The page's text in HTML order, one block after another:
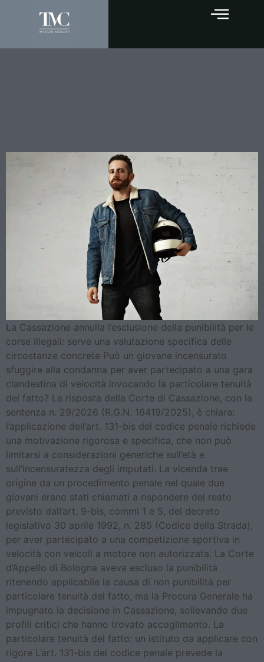
La Cassazione annulla l’esclusione della punibilità per le
corse illegali: serve una valutazione specifica delle
circostanze concrete Può un giovane incensurato
sfuggire alla condanna per aver partecipato a una gara
clandestina di velocità invocando la particolare tenuità
del fatto? La risposta della Corte di Cassazione, con la
sentenza n. 29/2026 (R.G.N. 16419/2025), è chiara:
l’applicazione dell’art. 131-bis del codice penale richiede
una motivazione rigorosa e specifica, che non può
limitarsi a considerazioni generiche sull’età e
sull’incensuratezza degli imputati. La vicenda trae
origine da un procedimento penale nel quale due
giovani erano stati chiamati a rispondere del reato
previsto dall’art. 9-bis, commi 1 e 5, del decreto
legislativo 30 aprile 1992, n. 285 (Codice della Strada),
per aver partecipato a una competizione sportiva in
velocità con veicoli a motore non autorizzata. La Corte
d’Appello di Bologna aveva escluso la punibilità
ritenendo applicabile la causa di non punibilità per
particolare tenuità del fatto, ma la Procura Generale ha
impugnato la decisione in Cassazione, sollevando due
profili critici che hanno trovato accoglimento. La
particolare tenuità del fatto: un istituto da applicare con
rigore L’art. 131-bis del codice penale prevede la